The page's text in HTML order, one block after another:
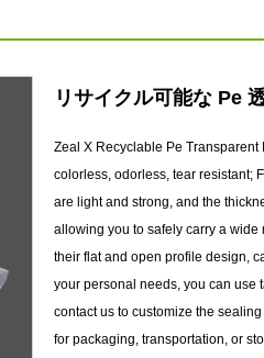
リサイクル可能な Pe
Zeal X Recyclable Pe
colorless, odorless, tear resistant;
are light and strong, and the
allowing you to safely carry a
their flat and open profile design,
your personal needs, you can use
contact us to customize the
for packaging, transportation, or